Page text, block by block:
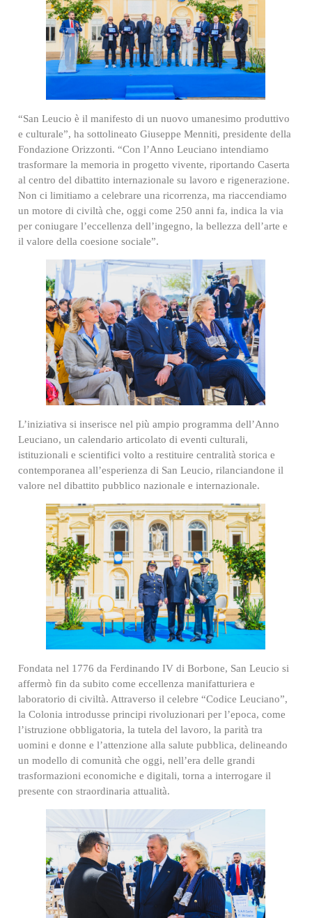
“San Leucio è il manifesto di un nuovo umanesimo produttivo
e culturale”, ha sottolineato Giuseppe Menniti, presidente della
Fondazione Orizzonti. “Con l’Anno Leuciano intendiamo
trasformare la memoria in progetto vivente, riportando Caserta
al centro del dibattito internazionale su lavoro e rigenerazione.
Non ci limitiamo a celebrare una ricorrenza, ma riaccendiamo
un motore di civiltà che, oggi come 250 anni fa, indica la via
per coniugare l’eccellenza dell’ingegno, la bellezza dell’arte e
il valore della coesione sociale”.
L’iniziativa si inserisce nel più ampio programma dell’Anno
Leuciano, un calendario articolato di eventi culturali,
istituzionali e scientifici volto a restituire centralità storica e
contemporanea all’esperienza di San Leucio, rilanciandone il
valore nel dibattito pubblico nazionale e internazionale.
Fondata nel 1776 da Ferdinando IV di Borbone, San Leucio si
affermò fin da subito come eccellenza manifatturiera e
laboratorio di civiltà. Attraverso il celebre “Codice Leuciano”,
la Colonia introdusse principi rivoluzionari per l’epoca, come
l’istruzione obbligatoria, la tutela del lavoro, la parità tra
uomini e donne e l’attenzione alla salute pubblica, delineando
un modello di comunità che oggi, nell’era delle grandi
trasformazioni economiche e digitali, torna a interrogare il
presente con straordinaria attualità.